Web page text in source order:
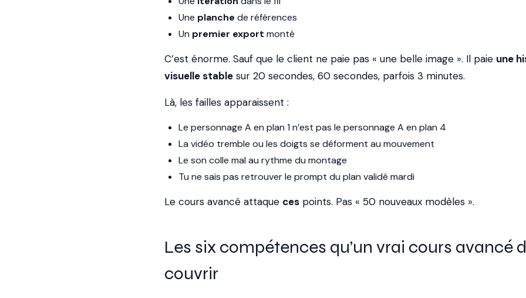
Une planche de références
Un premier export monté
C’est énorme. Sauf que le client ne paie pas « une belle image ». Il paie une
visuelle stable sur 20 secondes, 60 secondes, parfois 3 minutes.
Là, les failles apparaissent :
Le personnage A en plan 1 n’est pas le personnage A en plan 4
La vidéo tremble ou les doigts se déforment au mouvement
Le son colle mal au rythme du montage
Tu ne sais pas retrouver le prompt du plan validé mardi
Le cours avancé attaque ces points. Pas « 50 nouveaux modèles ».
Les six compétences qu’un vrai cours avancé
couvrir